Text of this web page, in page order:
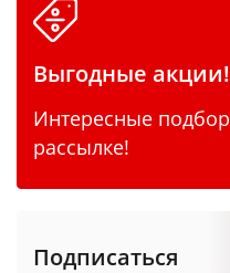
Выгодные акции!
Интересные
рассылке!
Подписаться